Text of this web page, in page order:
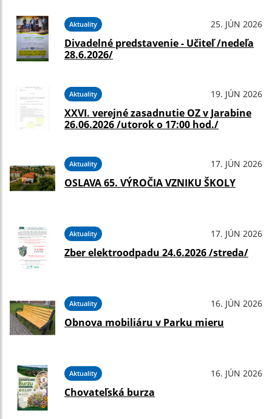
Aktuality 25. JÚN 2026
Divadelné predstavenie - Učiteľ /nedeľa
28.6.2026/
Aktuality 19. JÚN 2026
XXVI. verejné zasadnutie OZ v Jarabine
26.06.2026 /utorok o 17:00 hod./
Aktuality 17. JÚN 2026
OSLAVA 65. VÝROČIA VZNIKU ŠKOLY
Aktuality 17. JÚN 2026
Zber elektroodpadu 24.6.2026 /streda/
Aktuality 16. JÚN 2026
Obnova mobiliáru v Parku mieru
Aktuality 16. JÚN 2026
Chovateľská burza